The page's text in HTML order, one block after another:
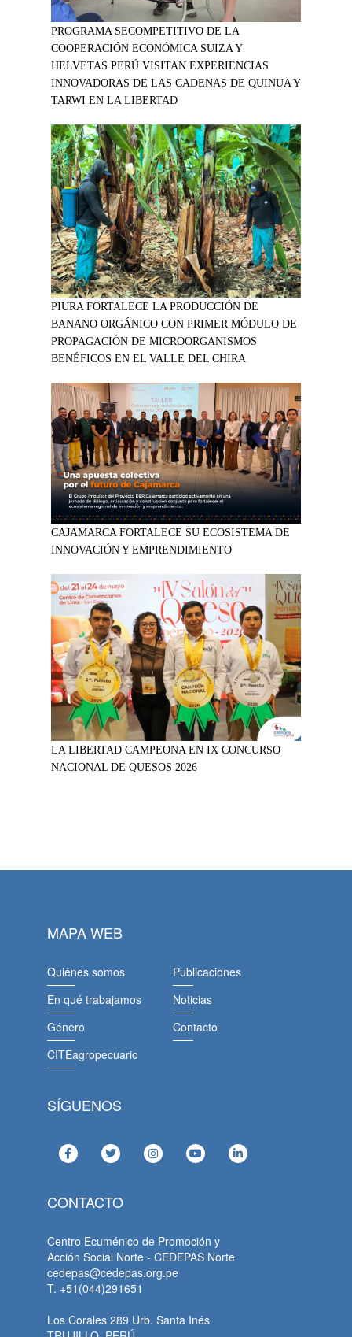
PROGRAMA SECOMPETITIVO DE LA
COOPERACIÓN ECONÓMICA SUIZA Y
HELVETAS PERÚ VISITAN EXPERIENCIAS
INNOVADORAS DE LAS CADENAS DE QUINUA Y
TARWI EN LA LIBERTAD
PIURA FORTALECE LA PRODUCCIÓN DE
BANANO ORGÁNICO CON PRIMER MÓDULO DE
PROPAGACIÓN DE MICROORGANISMOS
BENÉFICOS EN EL VALLE DEL CHIRA
CAJAMARCA FORTALECE SU ECOSISTEMA DE
INNOVACIÓN Y EMPRENDIMIENTO
LA LIBERTAD CAMPEONA EN IX CONCURSO
NACIONAL DE QUESOS 2026
MAPA WEB
Quiénes somos
En qué trabajamos
Género
CITEagropecuario
Publicaciones
Noticias
Contacto
SÍGUENOS
CONTACTO
Centro Ecuménico de Promoción y
Acción Social Norte - CEDEPAS Norte
cedepas@cedepas.org.pe
T. +51(044)291651
Los Corales 289 Urb. Santa Inés